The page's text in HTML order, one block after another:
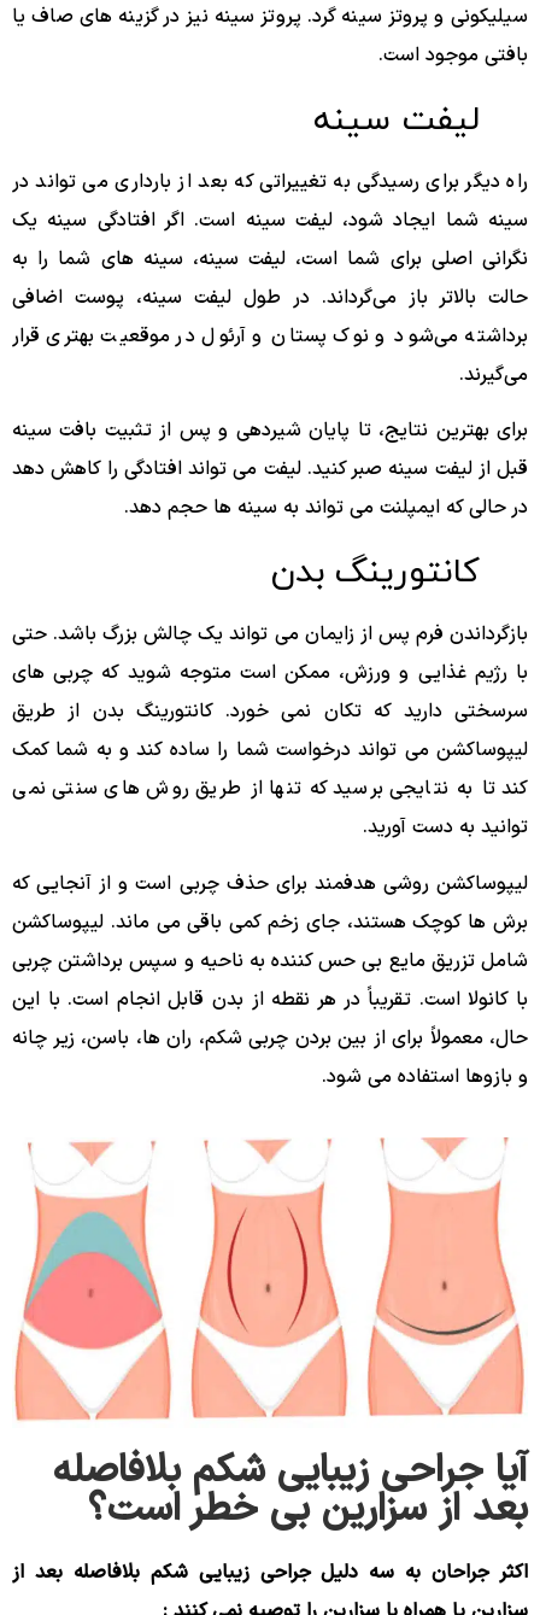
سیلیکونی و پروتز سینه گرد. پروتز سینه نیز در گزینه های صاف یا
بافتی موجود است.
لیفت سینه
راه دیگر برای رسیدگی به تغییراتی که بعد از بارداری می تواند در
سینه شما ایجاد شود، لیفت سینه است. اگر افتادگی سینه یک
نگرانی اصلی برای شما است، لیفت سینه، سینه ‌های شما را به
حالت بالاتر باز می‌گرداند. در طول لیفت سینه، پوست اضافی
برداشته می‌شود و نوک پستان و آرئول در موقعیت بهتری قرار
می‌گیرند.
برای بهترین نتایج، تا پایان شیردهی و پس از تثبیت بافت سینه
قبل از لیفت سینه صبر کنید. لیفت می تواند افتادگی را کاهش دهد
در حالی که ایمپلنت می تواند به سینه ها حجم دهد.
کانتورینگ بدن
بازگرداندن فرم پس از زایمان می تواند یک چالش بزرگ باشد. حتی
با رژیم غذایی و ورزش، ممکن است متوجه شوید که چربی های
سرسختی دارید که تکان نمی خورد. کانتورینگ بدن از طریق
لیپوساکشن می تواند درخواست شما را ساده کند و به شما کمک
کند تا به نتایجی برسید که تنها از طریق روش های سنتی نمی
توانید به دست آورید.
لیپوساکشن روشی هدفمند برای حذف چربی است و از آنجایی که
برش ها کوچک هستند، جای زخم کمی باقی می ماند. لیپوساکشن
شامل تزریق مایع بی حس کننده به ناحیه و سپس برداشتن چربی
با کانولا است. تقریباً در هر نقطه از بدن قابل انجام است. با این
حال، معمولاً برای از بین بردن چربی شکم، ران ها، باسن، زیر چانه
و بازوها استفاده می شود.
آیا جراحی زیبایی شکم بلافاصله
بعد از سزارین بی خطر است؟
اکثر جراحان به سه دلیل جراحی زیبایی شکم بلافاصله بعد از